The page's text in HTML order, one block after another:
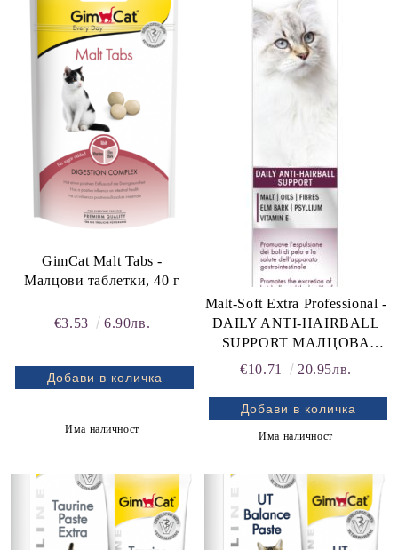
GimCat Malt Tabs -
Малцови таблетки, 40 г
€3.53 6.90лв.
Има наличност
Malt-Soft Extra Professional -
DAILY ANTI-HAIRBALL
SUPPORT МАЛЦОВА
ПАСТА ЕКСТРА -
g
€10.71 20.95лв.
Има наличност